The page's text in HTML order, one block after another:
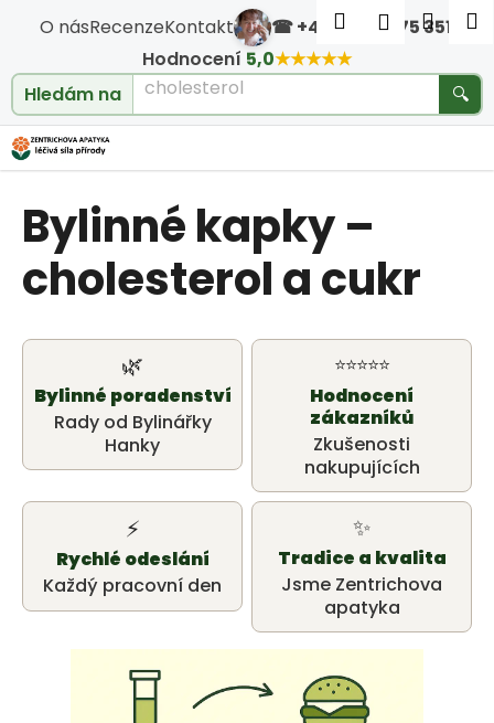
O násRecenzeKontakt ☎ +420 604 475 351
Hodnocení 5,0★★★★★
Hledám na
cholesterol
🔍
Hledat
Bylinné kapky –
cholesterol a cukr
🌿
Bylinné poradenství
Rady od Bylinářky
Hanky
⭐⭐⭐⭐⭐
Hodnocení
zákazníků
Zkušenosti
nakupujících
⚡
Rychlé odeslání
Každý pracovní den
✨
Tradice a kvalita
Jsme Zentrichova
apatyka
Košík
C
o
p
o
e
b
u